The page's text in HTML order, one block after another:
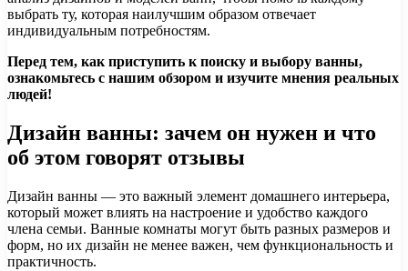
выбрать ту, которая наилучшим образом отвечает
индивидуальным потребностям.
Перед тем, как приступить к поиску и выбору ванны,
ознакомьтесь с нашим обзором и изучите мнения реальных
людей!
Дизайн ванны: зачем он нужен и что
об этом говорят отзывы
Дизайн ванны — это важный элемент домашнего интерьера,
который может влиять на настроение и удобство каждого
члена семьи. Ванные комнаты могут быть разных размеров и
форм, но их дизайн не менее важен, чем функциональность и
практичность.